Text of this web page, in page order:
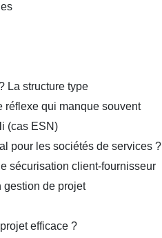
La structure type
réflexe qui manque souvent
(cas ESN)
pour les sociétés de services ?
sécurisation client-fournisseur
gestion de projet
efficace ?